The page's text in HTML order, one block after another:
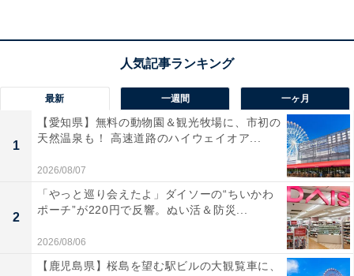
し、置くだけで簡単チャージ！ 15分の
す。Bluetooth 5.3やマルチポイント接続、専用アプリで
のイコライザー設定など、便利な機能も満載！
ユーザーからは「おしゃれ感が一層増します！」「軽く
て良く出来たヘッドホンです」という声があがっていま
す。一方で、「外の音が聞こえる」という声も。デザイ
ンもこだわりたい人や、たくさん音楽を聴く人には、お
すすめの商品といえそうです。
最新 一週間 一ヶ月
1
【愛知県】無料の動物園＆観光牧場に、市初の
天然温泉も！ 高速道路のハイウェイオア...
2026/08/07
2
「やっと巡り会えたよ」ダイソーの“ちいかわ
ポーチ”が220円で反響。ぬい活＆防災...
2026/08/06
【鹿児島県】桜島を望む駅ビルの大観覧車に、